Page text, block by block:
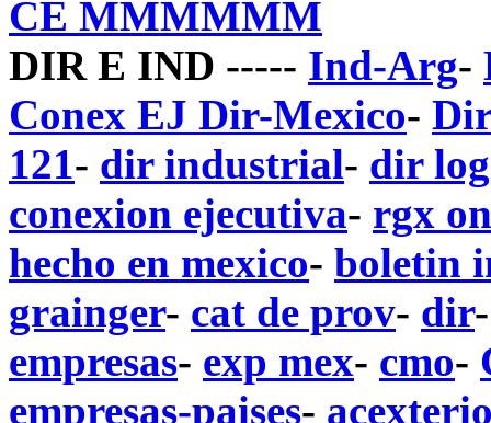
CE MMMMMM
DIR E IND ----- Ind-Arg-
Conex EJ Dir-Mexico-
121- dir industrial- dir
conexion ejecutiva- rgx
hecho en mexico- boletin
grainger- cat de prov- dir
empresas- exp mex- cmo-
empresas-paises-